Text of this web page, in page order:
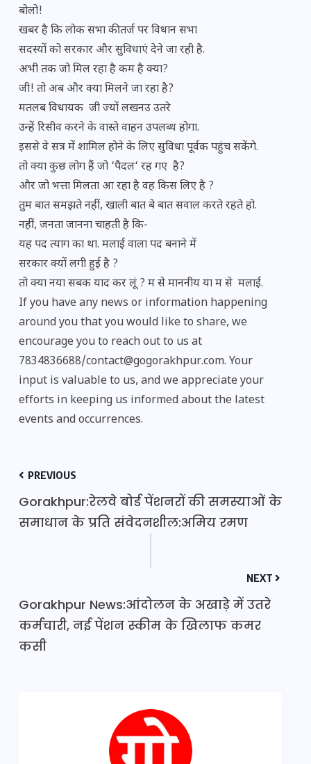
बोलो!
खबर है कि लोक सभा की तर्ज पर विधान सभा
सदस्यों को सरकार और सुविधाएं देने जा रही है.
अभी तक जो मिल रहा है कम है क्या?
जी! तो अब और क्या मिलने जा रहा है?
मतलब विधायक जी ज्यों लखनउ उतरे
उन्हें रिसीव करने के वास्ते वाहन उपलब्ध होगा.
इससे वे सत्र में शामिल होने के लिए सुविधा पूर्वक पहुंच सकेंगे.
तो क्या कुछ लोग हैं जो ‘पैदल‘ रह गए है?
और जो भत्ता मिलता आ रहा है वह किस लिए है ?
तुम बात समझते नहीं, खाली बात बे बात सवाल करते रहते हो.
नहीं, जनता जानना चाहती है कि-
यह पद त्याग का था. मलाई वाला पद बनाने में
सरकार क्यों लगी हुई है ?
तो क्या नया सबक याद कर लूं ? म से माननीय या म से मलाई.
If you have any news or information happening
around you that you would like to share, we
encourage you to reach out to us at
7834836688/contact@gogorakhpur.com. Your
input is valuable to us, and we appreciate your
efforts in keeping us informed about the latest
events and occurrences.
PREVIOUS
Gorakhpur:रेलवे बोर्ड पेंशनरों की समस्याओं के
समाधान के प्रति संवेदनशील:अमिय रमण
NEXT
Gorakhpur News:आंदोलन के अखाड़े में उतरे
कर्मचारी, नई पेंशन स्कीम के खिलाफ कमर
कसी